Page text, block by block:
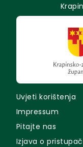
Uvjeti korištenja
Impressum
Pitajte nas
Izjava o